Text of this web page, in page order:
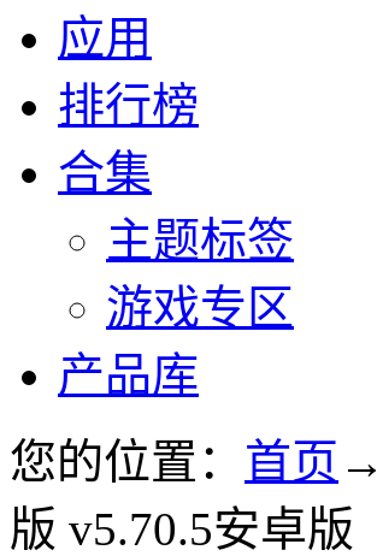
应用
排行榜
合集
主题标签
游戏专区
产品库
您的位置： 首页 →
版 v5.70.5安卓版